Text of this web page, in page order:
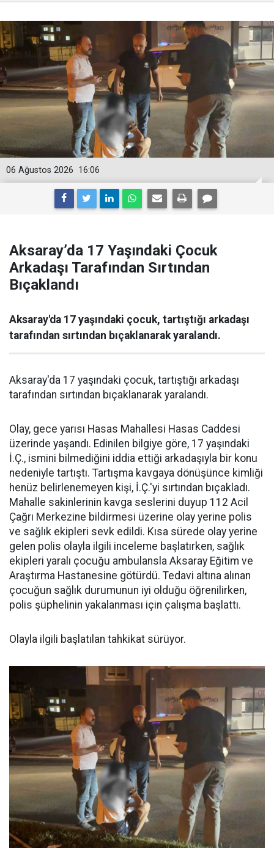
16:06
06 Ağustos 2026
Aksaray’da 17 Yaşındaki Çocuk
Arkadaşı Tarafından Sırtından
Bıçaklandı
Aksaray'da 17 yaşındaki çocuk, tartıştığı arkadaşı
tarafından sırtından bıçaklanarak yaralandı.
Aksaray'da 17 yaşındaki çocuk, tartıştığı arkadaşı
tarafından sırtından bıçaklanarak yaralandı.
Olay, gece yarısı Hasas Mahallesi Hasas Caddesi
üzerinde yaşandı. Edinilen bilgiye göre, 17 yaşındaki
İ.Ç., ismini bilmediğini iddia ettiği arkadaşıyla bir konu
nedeniyle tartıştı. Tartışma kavgaya dönüşünce kimliği
henüz belirlenemeyen kişi, İ.Ç.'yi sırtından bıçakladı.
Mahalle sakinlerinin kavga seslerini duyup 112 Acil
Çağrı Merkezine bildirmesi üzerine olay yerine polis
ve sağlık ekipleri sevk edildi. Kısa sürede olay yerine
gelen polis olayla ilgili inceleme başlatırken, sağlık
ekipleri yaralı çocuğu ambulansla Aksaray Eğitim ve
Araştırma Hastanesine götürdü. Tedavi altına alınan
çocuğun sağlık durumunun iyi olduğu öğrenilirken,
polis şüphelinin yakalanması için çalışma başlattı.
Olayla ilgili başlatılan tahkikat sürüyor.